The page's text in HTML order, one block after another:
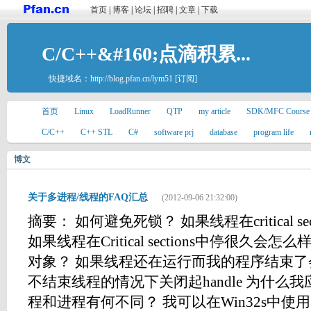
首页 博客 论坛 招聘 文章 下载
C/C++&#160;点滴积累...
快捷域名： http://blog.pfan.cn/lym51 [订阅]
首页 Linux LoadRunner QTP my article SDK/MFC Course
C/C++ C++ STL C# software prj database program life
博文
关于多进程/线程的FAQ汇总 (2012-09-06 21:32:00)
摘要： 如何避免死锁？ 如果线程在critical
如果线程在Critical sections中停很久会怎么
对象？ 如果线程还在运行而我的程序结束
不结束线程的情况下关闭起handle 为什么我
程和进程有何不同？ 我可以在Win32s中使